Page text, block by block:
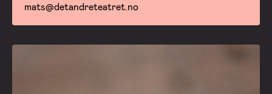
mats@detandreteatret.no